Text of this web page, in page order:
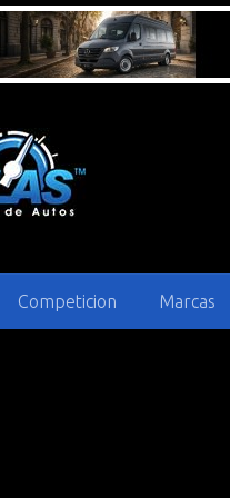
Competicion Marcas